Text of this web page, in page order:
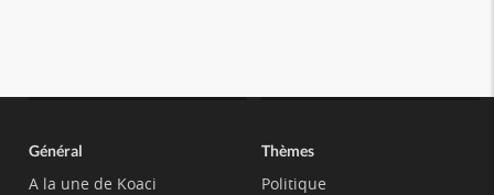
Général
A la une de Koaci
Thèmes
Politique